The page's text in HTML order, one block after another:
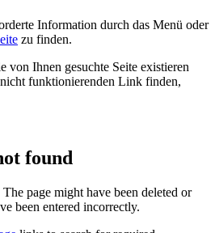
Information durch das Menü oder
zu finden.
von Ihnen gesuchte Seite existieren
funktionierenden Link finden,
found
page might have been deleted or
been entered incorrectly.